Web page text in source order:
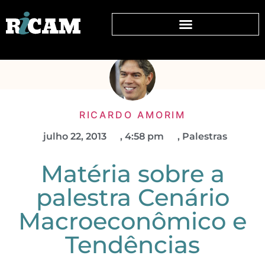
RICARDO AMORIM
julho 22, 2013 , 4:58 pm , Palestras
Matéria sobre a
palestra Cenário
Macroeconômico e
Tendências